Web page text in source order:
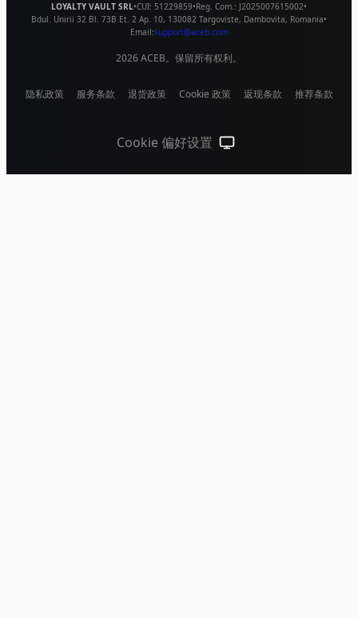
LOYALTY VAULT SRL•CUI: 51229859•Reg. Com.: J2025007615002•
Bdul. Unirii 32 Bl. 73B Et. 2 Ap. 10, 130082 Targoviste, Dambovita, Romania•
Email:support@aceb.com
2026ACEB。保留所有权利。
隐私政策 服务条款 退货政策 Cookie 政策 返现条款 推荐条款
Cookie 偏好设置 跟随系统（点击切换到浅色